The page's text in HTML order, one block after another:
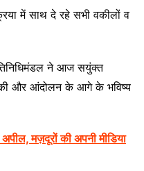
में साथ दे रहे सभी वकीलों व
ने आज सयुंक्त
और आंदोलन के आगे के भविष्य
मज़दूरों की अपनी मीडिया